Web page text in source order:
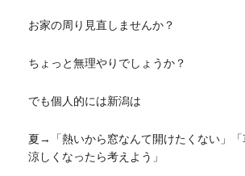
お家の周り見直しませんか？
ちょっと無理やりでしょうか？
でも個人的には新潟は
夏→「熱いから窓なんて開けたくない」「
涼しくなったら考えよう」